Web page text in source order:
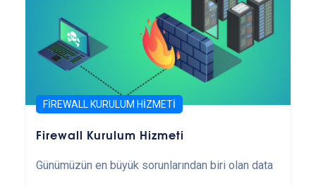
FIREWALL KURULUM HIZMETI
Firewall Kurulum Hizmeti
Günümüzün en büyük sorunlarından biri olan data